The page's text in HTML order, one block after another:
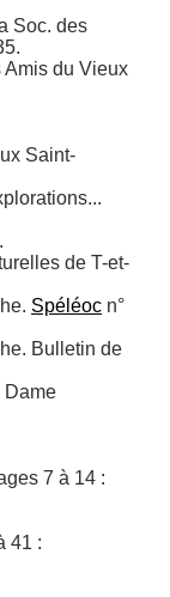
Soc. des
du Vieux
Spéléoc n°
Bulletin de
Dame